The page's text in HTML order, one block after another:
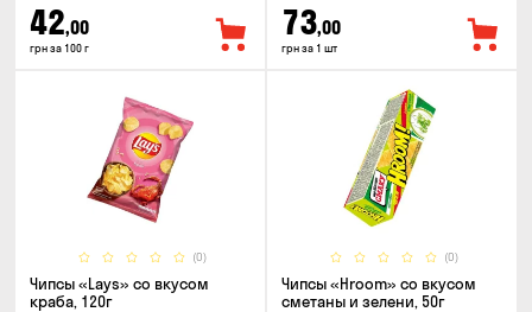
42,00
грн за 100 г
73,00
грн за 1 шт
(0)
Чипсы «Lays» со вкусом
краба, 120г
(0)
Чипсы «Hroom» со вкусом
сметаны и зелени, 50г